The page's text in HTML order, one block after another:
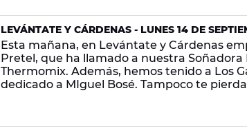
LEVÁNTATE Y CÁRDENAS - LUNES 14 DE
Esta mañana, en Levántate y Cárdenas
Pretel, que ha llamado a nuestra
Thermomix. Además, hemos tenido a Los
dedicado a MIguel Bosé. Tampoco te